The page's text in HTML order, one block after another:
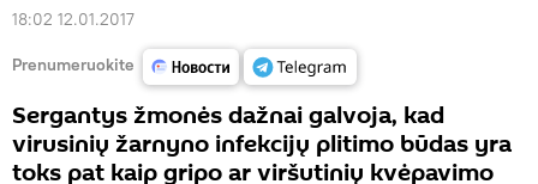
18:02 12.01.2017
Prenumeruokite
Sergantys žmonės dažnai galvoja, kad
virusinių žarnyno infekcijų plitimo būdas yra
toks pat kaip gripo ar viršutinių kvėpavimo